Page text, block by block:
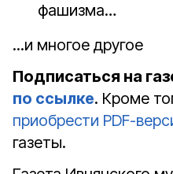
фашизма…
...и многое другое
Подписаться на
по ссылке. Кроме
приобрести PDF-
газеты.